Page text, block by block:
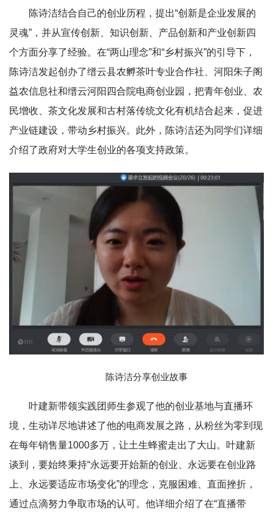
陈诗洁结合自己的创业历程，提出“创新是企业发展的
灵魂”，并从宣传创新、知识创新、产品创新和产业创新四
个方面分享了经验。在“两山理念”和“乡村振兴”的引导下，
陈诗洁发起创办了缙云县农孵茶叶专业合作社、河阳朱子阁
益农信息社和缙云河阳四合院电商创业园，把青年创业、农
民增收、茶文化发展和古村落传统文化有机结合起来，促进
产业链建设，带动乡村振兴。此外，陈诗洁还为同学们详细
介绍了政府对大学生创业的各项支持政策。
陈诗洁分享创业故事
叶建新带领实践团师生参观了他的创业基地与直播环
境，生动详尽地讲述了他的电商发展之路，从粉丝为零到现
在每年销售量1000多万，让土生蜂蜜走出了大山。叶建新
谈到，要始终秉持“永远要开始新的创业、永远要在创业路
上、永远要适应市场变化”的理念，克服困难、直面挫折，
通过点滴努力争取市场的认可。他详细介绍了在“直播带